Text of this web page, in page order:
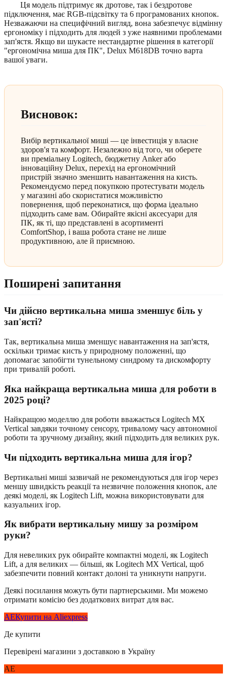
Ця модель підтримує як дротове, так і бездротове
підключення, має RGB-підсвітку та 6 програмованих кнопок.
Незважаючи на специфічний вигляд, вона забезпечує відмінну
ергономіку і підходить для людей з уже наявними проблемами
зап'ястя. Якщо ви шукаєте нестандартне рішення в категорії
"ергономічна миша для ПК", Delux M618DB точно варта
вашої уваги.
Висновок:
Вибір вертикальної миші — це інвестиція у власне
здоров'я та комфорт. Незалежно від того, чи оберете
ви преміальну Logitech, бюджетну Anker або
інноваційну Delux, перехід на ергономічний
пристрій значно зменшить навантаження на кисть.
Рекомендуємо перед покупкою протестувати модель
у магазині або скористатися можливістю
повернення, щоб переконатися, що форма ідеально
підходить саме вам. Обирайте якісні аксесуари для
ПК, як ті, що представлені в асортименті
ComfortShop, і ваша робота стане не лише
продуктивною, але й приємною.
Поширені запитання
Чи дійсно вертикальна миша зменшує біль у
зап'ясті?
Так, вертикальна миша зменшує навантаження на зап'ястя,
оскільки тримає кисть у природному положенні, що
допомагає запобігти тунельному синдрому та дискомфорту
при тривалій роботі.
Яка найкраща вертикальна миша для роботи в
2025 році?
Найкращою моделлю для роботи вважається Logitech MX
Vertical завдяки точному сенсору, тривалому часу автономної
роботи та зручному дизайну, який підходить для великих рук.
Чи підходить вертикальна миша для ігор?
Вертикальні миші зазвичай не рекомендуються для ігор через
меншу швидкість реакції та незвичне положення кнопок, але
деякі моделі, як Logitech Lift, можна використовувати для
казуальних ігор.
Як вибрати вертикальну мишу за розміром
руки?
Для невеликих рук обирайте компактні моделі, як Logitech
Lift, а для великих — більші, як Logitech MX Vertical, щоб
забезпечити повний контакт долоні та уникнути напруги.
Деякі посилання можуть бути партнерськими. Ми можемо
отримати комісію без додаткових витрат для вас.
AEКупити на Aliexpress
Де купити
Перевірені магазини з доставкою в Україну
AE